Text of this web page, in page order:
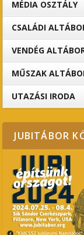
MÉDIA OSZTÁLY
CSALÁDI
VENDÉG
MŰSZAK
UTAZÁSI IRODA
JUBITÁBOR